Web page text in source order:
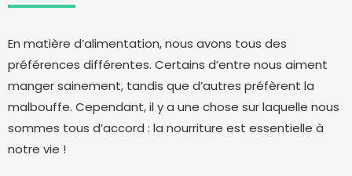
En matière d’alimentation, nous avons tous des
préférences différentes. Certains d’entre nous aiment
manger sainement, tandis que d’autres préfèrent la
malbouffe. Cependant, il y a une chose sur laquelle nous
sommes tous d’accord : la nourriture est essentielle à
notre vie !